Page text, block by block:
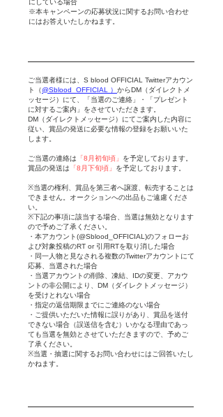
ご当選者様には、S blood OFFICIAL Twitterアカウン
ト（@Sblood_OFFICIAL ） からDM（ダイレクトメ
ッセージ）にて、「当選のご連絡」・「プレゼント
に対するご案内」をさせていただきます。
DM（ダイレクトメッセージ）にてご案内した内容に
従い、賞品の発送に必要な情報の登録をお願いいた
します。
ご当選の連絡は 「8月初旬頃」 を予定しております。
賞品の発送は 「8月下旬頃」 を予定しております。
※当選の権利、賞品を第三者へ譲渡、転売することは
できません。オークションへの出品もご遠慮くださ
い。​
※下記の事項に該当する場合、当選は無効となります
ので予めご了承ください。
・本アカウント(@Sblood_OFFICIAL)のフォローお
よび対象投稿のRT or 引用RTを取り消した場合
・同一人物と見なされる複数のTwitterアカウントにて
応募、当選された場合
・当選アカウントの削除、凍結、IDの変更、アカウ
ントの非公開により、DM（ダイレクトメッセージ）
を受けとれない場合
・指定の返信期限までにご連絡のない場合
・ご提供いただいた情報に誤りがあり、賞品を送付
できない場合（誤送信を含む）いかなる理由であっ
ても当選を無効とさせていただきますので、予めご
了承ください。
※当選・抽選に関するお問い合わせにはご回答いたし
かねます。
にしている場合
​※本キャンペーンの応募状況に関するお問い合わせ
にはお答えいたしかねます。